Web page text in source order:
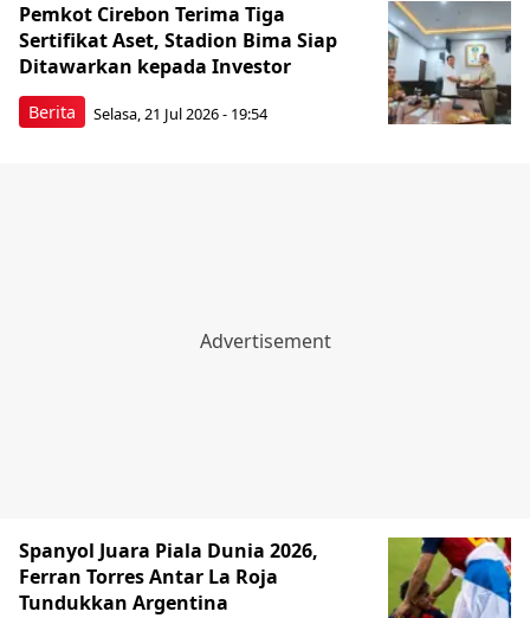
Berita
Pemkot Cirebon Terima Tiga
Sertifikat Aset, Stadion Bima Siap
Ditawarkan kepada Investor
Selasa, 21 Jul 2026 - 19:54
Spanyol Juara Piala Dunia 2026,
Ferran Torres Antar La Roja
Tundukkan Argentina